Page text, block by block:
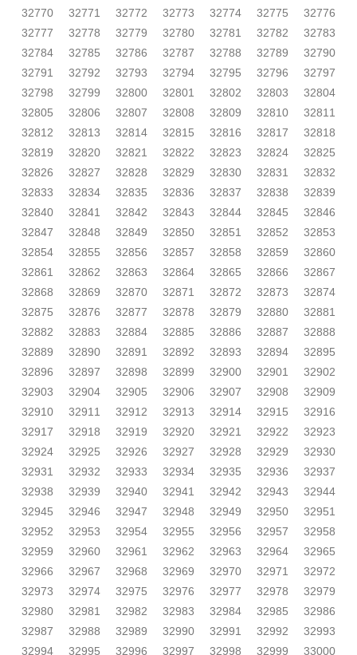
32770
32771 32772 32773 32774 32775
32776
32777
32778 32779 32780 32781 32782
32783
32784
32785 32786 32787 32788 32789
32790
32791
32792 32793 32794 32795 32796
32797
32798
32799 32800 32801 32802 32803
32804
32805
32806 32807 32808 32809 32810
32811
32812
32813 32814 32815 32816 32817
32818
32819
32820 32821 32822 32823 32824
32825
32826
32827 32828 32829 32830 32831
32832
32833
32834 32835 32836 32837 32838
32839
32840
32841 32842 32843 32844 32845
32846
32847
32848 32849 32850 32851 32852
32853
32854
32855 32856 32857 32858 32859
32860
32861
32862 32863 32864 32865 32866
32867
32868
32869 32870 32871 32872 32873
32874
32875
32876 32877 32878 32879 32880
32881
32882
32883 32884 32885 32886 32887
32888
32889
32890 32891 32892 32893 32894
32895
32896
32897 32898 32899 32900 32901
32902
32903
32904 32905 32906 32907 32908
32909
32910
32911 32912 32913 32914 32915
32916
32917
32918 32919 32920 32921 32922
32923
32924
32925 32926 32927 32928 32929
32930
32931
32932 32933 32934 32935 32936
32937
32938
32939 32940 32941 32942 32943
32944
32945
32946 32947 32948 32949 32950
32951
32952
32953 32954 32955 32956 32957
32958
32959
32960 32961 32962 32963 32964
32965
32966
32967 32968 32969 32970 32971
32972
32973
32974 32975 32976 32977 32978
32979
32980
32981 32982 32983 32984 32985
32986
32987
32988 32989 32990 32991 32992
32993
32994
32995 32996 32997 32998 32999
33000